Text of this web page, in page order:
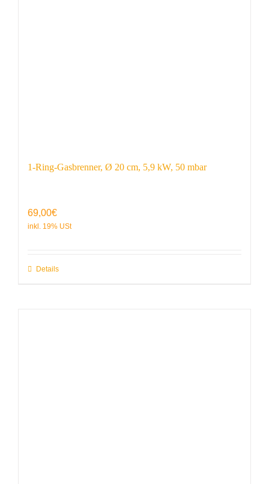
1-Ring-Gasbrenner, Ø 20 cm, 5,9 kW, 50 mbar
69,00€
Details